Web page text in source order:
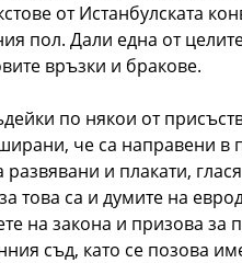
от Истанбулската
пол. Дали една от
връзки и бракове.
по някои от
че са направени в
развявани и плакати,
това са и думите на
на закона и призова
съд, като се позова